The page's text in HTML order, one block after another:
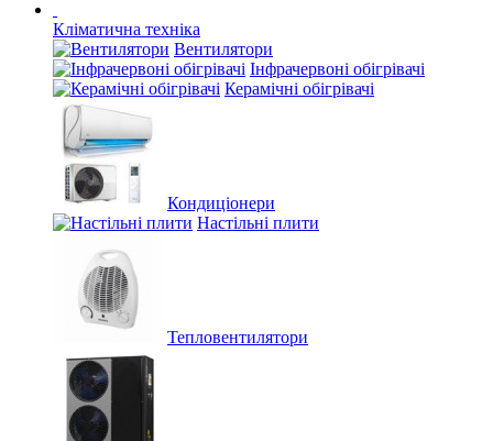
Кліматична техніка
Вентилятори
Інфрачервоні обігрівачі
Керамічні обігрівачі
Кондиціонери
Настільні плити
Тепловентилятори